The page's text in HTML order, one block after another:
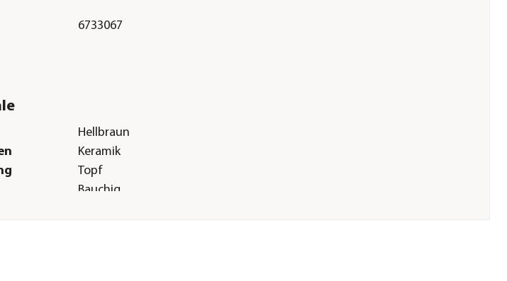
6733067
Hellbraun
Keramik
Topf
Bauchig